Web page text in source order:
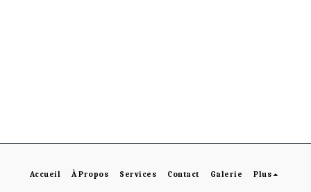
Accueil À Propos Services Contact Galerie Plus